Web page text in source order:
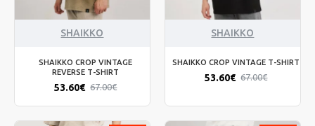
SHAIKKO
SHAIKKO CROP VINTAGE
REVERSE T-SHIRT
53.60€ 67.00€
SHAIKKO
SHAIKKO CROP VINTAGE T-SHIRT
53.60€ 67.00€